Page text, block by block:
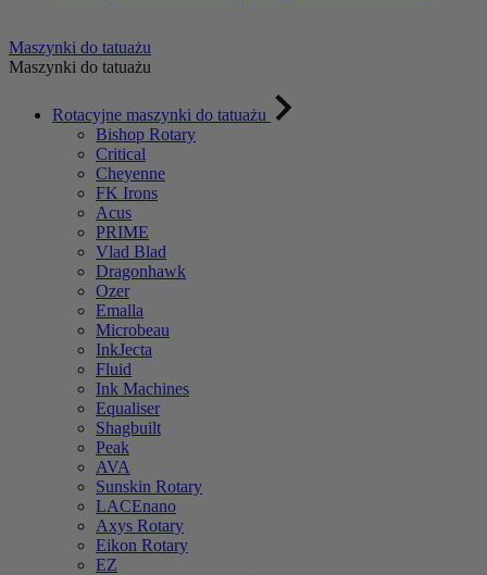
Maszynki do tatuażu
Maszynki do tatuażu
Rotacyjne maszynki do tatuażu
Bishop Rotary
Critical
Cheyenne
FK Irons
Acus
PRIME
Vlad Blad
Dragonhawk
Ozer
Emalla
Microbeau
InkJecta
Fluid
Ink Machines
Equaliser
Shagbuilt
Peak
AVA
Sunskin Rotary
LACEnano
Axys Rotary
Eikon Rotary
EZ